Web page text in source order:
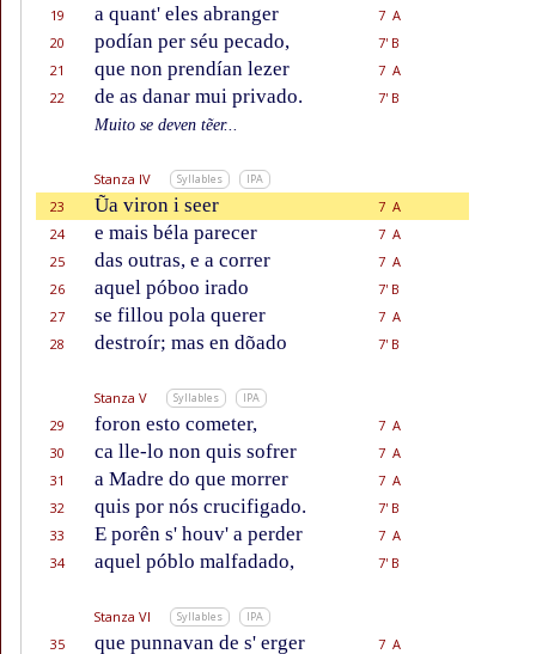
19
a quant' eles abranger
7 A
20
podían per séu pecado,
7' B
21
que non prendían lezer
7 A
22
de as danar mui privado.
7' B
Muito se deven tẽer...
Stanza IV Syllables IPA
23 Ũa viron i seer
7 A
24
e mais béla parecer
7 A
25
das outras, e a correr
7 A
26
aquel póboo irado
7' B
27
se fillou pola querer
7 A
28
destroír; mas en dõado 7' B
Stanza V Syllables IPA
29 foron esto cometer,
7 A
30
ca lle-lo non quis sofrer
7 A
31
a Madre do que morrer
7 A
32
quis por nós crucifigado.
7' B
33
E porên s' houv' a perder
7 A
34
aquel póblo malfadado, 7' B
Stanza VI Syllables IPA
35 que punnavan de s' erger
7 A